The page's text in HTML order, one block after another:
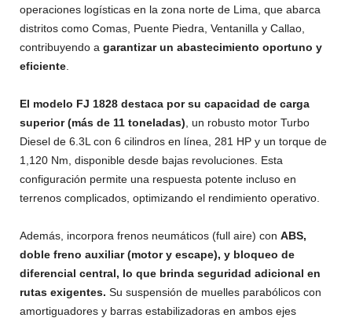
operaciones logísticas en la zona norte de Lima, que abarca
distritos como Comas, Puente Piedra, Ventanilla y Callao,
contribuyendo a garantizar un abastecimiento oportuno y
eficiente
El modelo FJ 1828 destaca por su capacidad de carga
superior (más de 11 toneladas) , un robusto motor Turbo
Diesel de 6.3L con 6 cilindros en línea, 281 HP y un torque de
1,120 Nm, disponible desde bajas revoluciones. Esta
configuración permite una respuesta potente incluso en
terrenos complicados, optimizando el rendimiento operativo.
Además, incorpora frenos neumáticos (full aire) con ABS,
doble freno auxiliar (motor y escape), y bloqueo de
diferencial central, lo que brinda seguridad adicional en
rutas exigentes. Su suspensión de muelles parabólicos con
amortiguadores y barras estabilizadoras en ambos ejes